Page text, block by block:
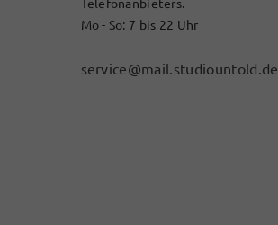
Mo - So: 7 bis 22 Uhr
service@mail.studiountold.de